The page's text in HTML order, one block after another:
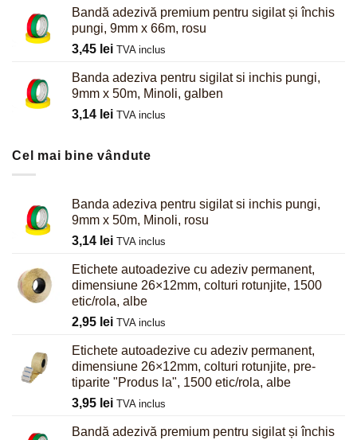
Bandă adezivă premium pentru sigilat și închis
pungi, 9mm x 66m, rosu
3,45 lei TVA inclus
Banda adeziva pentru sigilat si inchis pungi,
9mm x 50m, Minoli, galben
3,14 lei TVA inclus
Cel mai bine vândute
Banda adeziva pentru sigilat si inchis pungi,
9mm x 50m, Minoli, rosu
3,14 lei TVA inclus
Etichete autoadezive cu adeziv permanent,
dimensiune 26×12mm, colturi rotunjite, 1500
etic/rola, albe
2,95 lei TVA inclus
Etichete autoadezive cu adeziv permanent,
dimensiune 26×12mm, colturi rotunjite, pre-
tiparite "Produs la", 1500 etic/rola, albe
3,95 lei TVA inclus
Bandă adezivă premium pentru sigilat și închis